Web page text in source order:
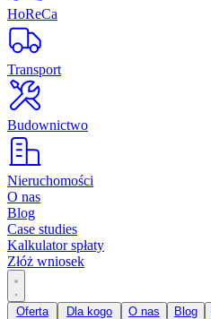
HoReCa
Transport
Budownictwo
Nieruchomości
O nas
Blog
Case studies
Kalkulator spłaty
Złóż wniosek
Oferta Dla kogo O nas Blog